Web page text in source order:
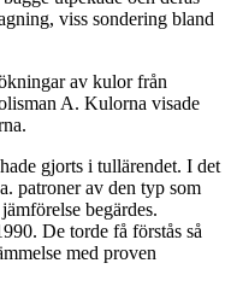
viss sondering bland
av kulor från
A. Kulorna visade
gjorts i tullärendet. I det
patroner av den typ som
begärdes.
De torde få förstås så
med proven